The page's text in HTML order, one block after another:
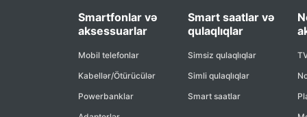
1TB SSD M.2 NVMe
1TB SSD M.2 NVMe G.4
512GB SSD M.2 NVMe G4 (Up to
512GB SSD M.2 NVMe G4
1TB SSD M.2 NVMe G.3
1TB)
Smartfonlar və
aksessuarlar
Mobil telefonlar
Kabellər/Ötürücülər
Powerbanklar
Smart saatlar və
qulaqlıqlar
Simsiz qulaqlıqlar
Simli qulaqlıqlar
Smart saatlar